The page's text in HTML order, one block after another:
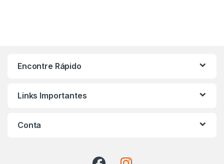
Encontre Rápido
Links Importantes
Conta